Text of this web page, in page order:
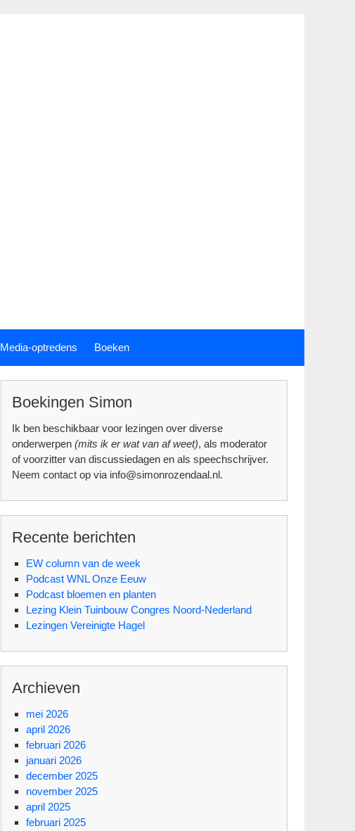
Media-optredens Boeken
Boekingen Simon
Ik ben beschikbaar voor lezingen over diverse
onderwerpen (mits ik er wat van af weet), als moderator
of voorzitter van discussiedagen en als speechschrijver.
Neem contact op via info@simonrozendaal.nl.
Recente berichten
EW column van de week
Podcast WNL Onze Eeuw
Podcast bloemen en planten
Lezing Klein Tuinbouw Congres Noord-Nederland
Lezingen Vereinigte Hagel
Archieven
mei 2026
april 2026
februari 2026
januari 2026
december 2025
november 2025
april 2025
februari 2025